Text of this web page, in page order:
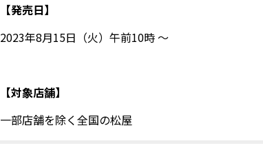
【発売日】
2023年8月15日（火）午前10時 ～
【対象店舗】
一部店舗を除く全国の松屋